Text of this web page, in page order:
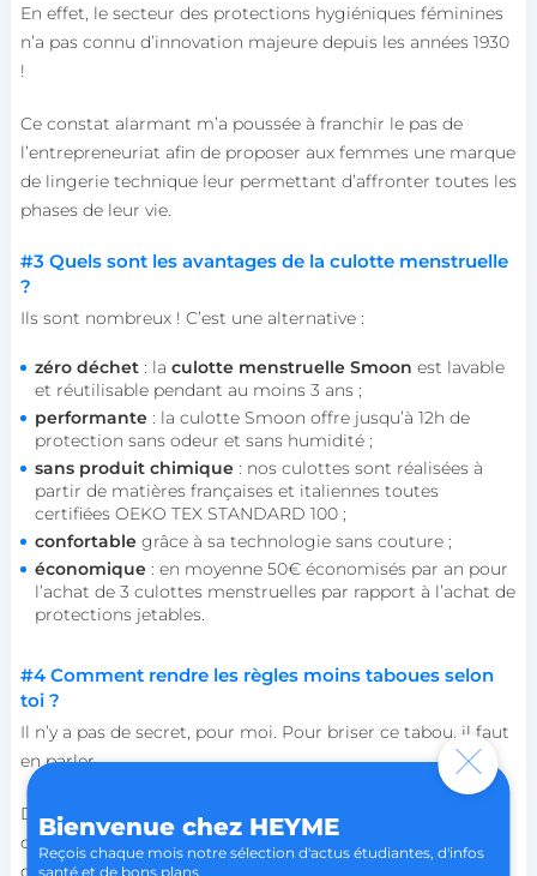
En effet, le secteur des protections hygiéniques féminines
n’a pas connu d’innovation majeure depuis les années 1930
!
Ce constat alarmant m’a poussée à franchir le pas de
l’entrepreneuriat afin de proposer aux femmes une marque
de lingerie technique leur permettant d’affronter toutes les
phases de leur vie.
#3 Quels sont les avantages de la culotte menstruelle
?
Ils sont nombreux ! C’est une alternative :
zéro déchet: la culotte menstruelle Smoon est lavable
et réutilisable pendant au moins 3 ans ;
performante: la culotte Smoon offre jusqu’à 12h de
protection sans odeur et sans humidité ;
sans produit chimique: nos culottes sont réalisées à
partir de matières françaises et italiennes toutes
certifiées OEKO TEX STANDARD 100 ;
confortablegrâce à sa technologie sans couture ;
économique: en moyenne 50€ économisés par an pour
l’achat de 3 culottes menstruelles par rapport à l’achat de
protections jetables.
#4 Comment rendre les règles moins taboues selon
toi ?
Il n’y a pas de secret, pour moi. Pour briser ce tabou, il faut
en parler.
Depuis que j’ai créé Smoon, c’est un sujet de discussion
courant avec les gens que je rencontre et je me rends
compte que c’est un thème qui suscite beaucoup de
Bienvenue chez HEYME
Reçois chaque mois notre sélection d'actus étudiantes, d'infos
santé et de bons plans
connexion des utilisateurs et la gestion des
comptes. Le site Web ne peut pas être utilisé
correctement sans les cookies strictement
session_uuid
lccst
persistid
to_event_consent_id
.heyme.care
__cf_bm
Cloudflare Inc.
.linkedin.com
X-AB
Stack Exchange Inc.
Politique de confidentialité de
Google